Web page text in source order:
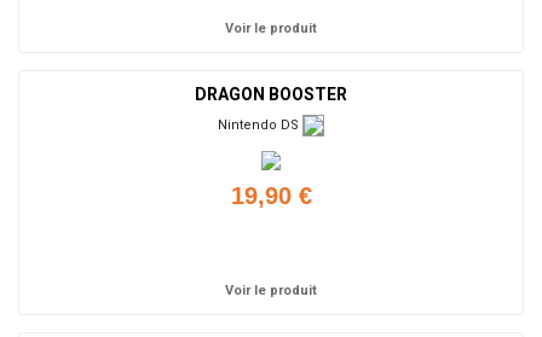
Voir le produit
DRAGON BOOSTER
Nintendo DS
19,90 €
Voir le produit